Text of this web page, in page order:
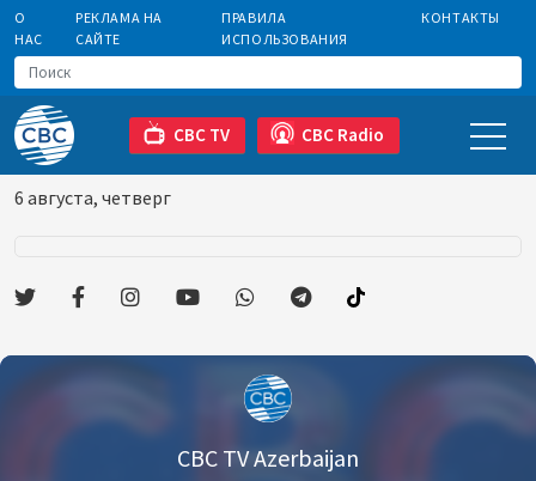
О
НАС
РЕКЛАМА НА
САЙТЕ
ПРАВИЛА
ИСПОЛЬЗОВАНИЯ
КОНТАКТЫ
CBC TV CBC Radio
6 августа, четверг
CBC TV Azerbaijan